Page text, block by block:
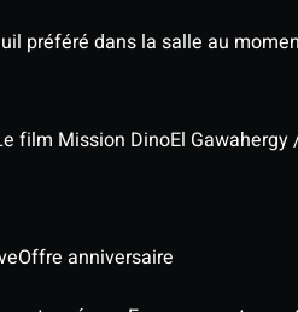
préféré dans la salle au
film Mission Dino
Offre anniversaire